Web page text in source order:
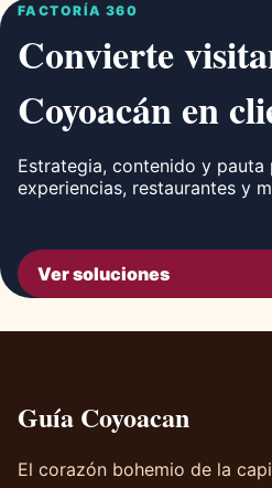
FACTORÍA 360
Convierte
Coyoacán en
Estrategia, contenido y pauta
experiencias, restaurantes y
Ver soluciones
Guía Coyoacan
El corazón bohemio de la